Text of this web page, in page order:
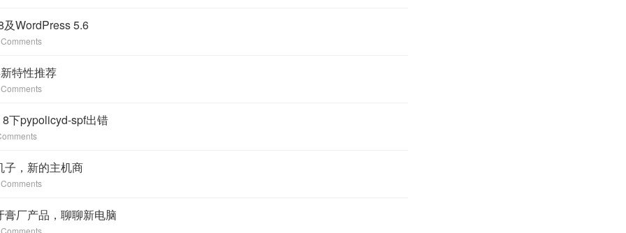
WordPress 5.6
特性推荐
下pypolicyd-spf出错
子，新的主机商
膏厂产品，聊聊新电脑